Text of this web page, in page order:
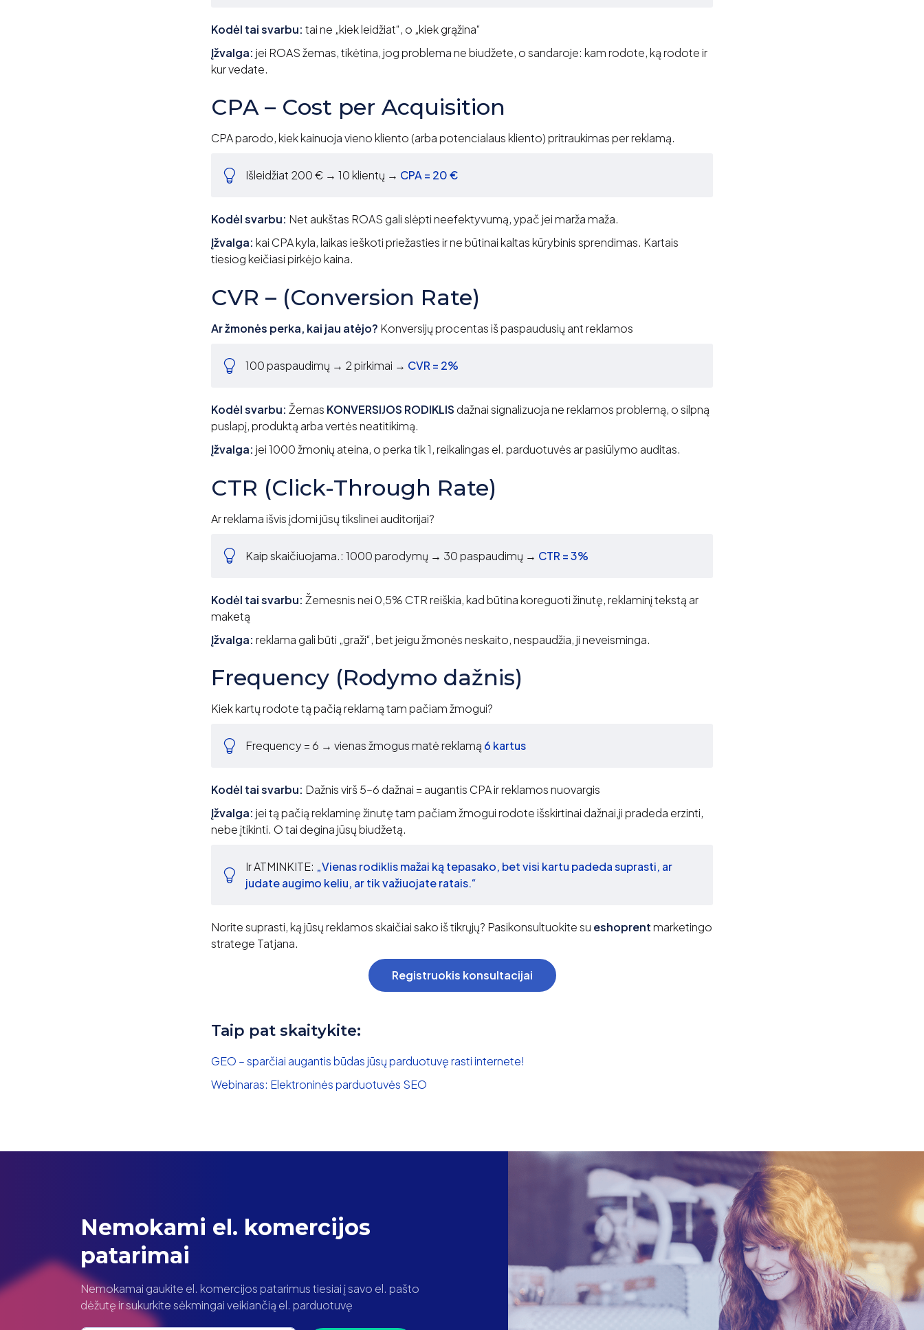
Kodėl tai svarbu: tai ne „kiek leidžiat“, o „kiek grąžina“
Įžvalga: jei ROAS žemas, tikėtina, jog problema ne biudžete, o sandaroje: kam rodote, ką rodote ir
kur vedate.
CPA – Cost per Acquisition
CPA parodo, kiek kainuoja vieno kliento (arba potencialaus kliento) pritraukimas per reklamą.
Išleidžiat 200 € → 10 klientų → CPA = 20 €
Kodėl svarbu: Net aukštas ROAS gali slėpti neefektyvumą, ypač jei marža maža.
Įžvalga: kai CPA kyla, laikas ieškoti priežasties ir ne būtinai kaltas kūrybinis sprendimas. Kartais
tiesiog keičiasi pirkėjo kaina.
CVR – (Conversion Rate)
Ar žmonės perka, kai jau atėjo? Konversijų procentas iš paspaudusių ant reklamos
100 paspaudimų → 2 pirkimai → CVR = 2%
Kodėl svarbu: Žemas KONVERSIJOS RODIKLIS dažnai signalizuoja ne reklamos problemą, o silpną
puslapį, produktą arba vertės neatitikimą.
Įžvalga: jei 1000 žmonių ateina, o perka tik 1, reikalingas el. parduotuvės ar pasiūlymo auditas.
CTR (Click-Through Rate)
Ar reklama išvis įdomi jūsų tikslinei auditorijai?
Kaip skaičiuojama.: 1000 parodymų → 30 paspaudimų → CTR = 3%
Kodėl tai svarbu: Žemesnis nei 0,5% CTR reiškia, kad būtina koreguoti žinutę, reklaminį tekstą ar
maketą
Įžvalga: reklama gali būti „graži“, bet jeigu žmonės neskaito, nespaudžia, ji neveisminga.
Frequency (Rodymo dažnis)
Kiek kartų rodote tą pačią reklamą tam pačiam žmogui?
Frequency = 6 → vienas žmogus matė reklamą 6 kartus
Kodėl tai svarbu: Dažnis virš 5–6 dažnai = augantis CPA ir reklamos nuovargis
Įžvalga: jei tą pačią reklaminę žinutę tam pačiam žmogui rodote išskirtinai dažnai,ji pradeda erzinti,
nebe įtikinti. O tai degina jūsų biudžetą.
Ir ATMINKITE: „Vienas rodiklis mažai ką tepasako, bet visi kartu padeda suprasti, ar
judate augimo keliu, ar tik važiuojate ratais.“
Norite suprasti, ką jūsų reklamos skaičiai sako iš tikrųjų? Pasikonsultuokite su eshoprentmarketingo
stratege Tatjana.
Registruokis konsultacijai
Taip pat skaitykite:
GEO – sparčiai augantis būdas jūsų parduotuvę rasti internete!
Webinaras: Elektroninės parduotuvės SEO
Nemokami el. komercijos
patarimai
Nemokamai gaukite el. komercijos patarimus tiesiai į savo el. pašto
dėžutę ir sukurkite sėkmingai veikiančią el. parduotuvę